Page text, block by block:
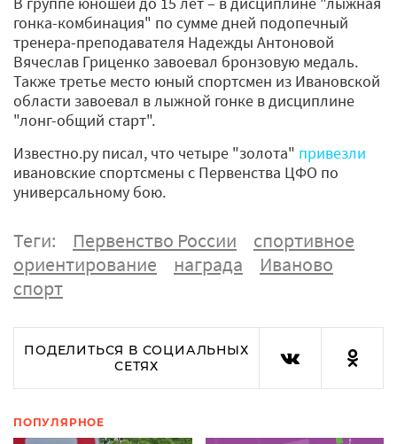
гонка-комбинация" по сумме дней подопечный
тренера-преподавателя Надежды Антоновой
Вячеслав Гриценко завоевал бронзовую медаль.
Также третье место юный спортсмен из Ивановской
области завоевал в лыжной гонке в дисциплине
"лонг-общий старт".
Известно.ру писал, что четыре "золота" привезли
ивановские спортсмены с Первенства ЦФО по
универсальному бою.
Теги: Первенство России
спортивное
ориентирование
награда
Иваново
спорт
ПОДЕЛИТЬСЯ В СОЦИАЛЬНЫХ
СЕТЯХ
ПОПУЛЯРНОЕ